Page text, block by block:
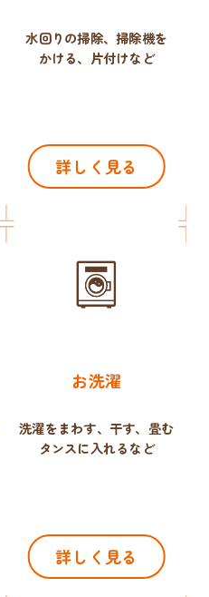
水回りの掃除、掃除機を
かける、片付けなど
詳しく見る
お洗濯
洗濯をまわす、干す、畳む
タンスに入れるなど
詳しく見る